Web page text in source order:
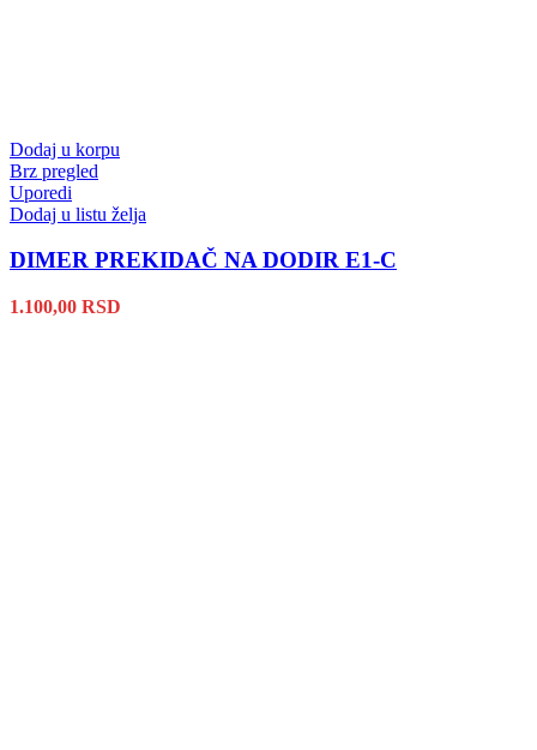
Dodaj u korpu
Brz pregled
Uporedi
Dodaj u listu želja
DIMER PREKIDAČ NA DODIR E1-C
1.100,00 RSD